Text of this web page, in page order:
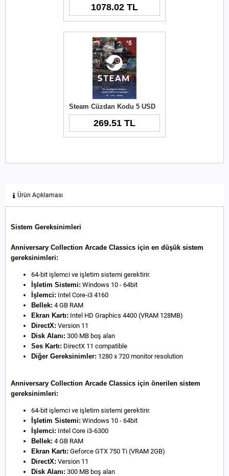
1078.02 TL
Steam Cüzdan Kodu 5 USD
269.51 TL
Ürün Açıklaması
Sistem Gereksinimleri
Anniversary Collection Arcade Classics için en düşük sistem
gereksinimleri:
64-bit işlemci ve işletim sistemi gerektirir.
İşletim Sistemi: Windows 10 - 64bit
İşlemci: Intel Core-i3 4160
Bellek: 4 GB RAM
Ekran Kartı: Intel HD Graphics 4400 (VRAM 128MB)
DirectX: Version 11
Disk Alanı: 300 MB boş alan
Ses Kartı: DirectX 11 compatible
Diğer Gereksinimler: 1280 x 720 monitor resolution
Anniversary Collection Arcade Classics için önerilen sistem
gereksinimleri:
64-bit işlemci ve işletim sistemi gerektirir.
İşletim Sistemi: Windows 10 - 64bit
İşlemci: Intel Core i3-6300
Bellek: 4 GB RAM
Ekran Kartı: Geforce GTX 750 Ti (VRAM 2GB)
DirectX: Version 11
Disk Alanı: 300 MB boş alan